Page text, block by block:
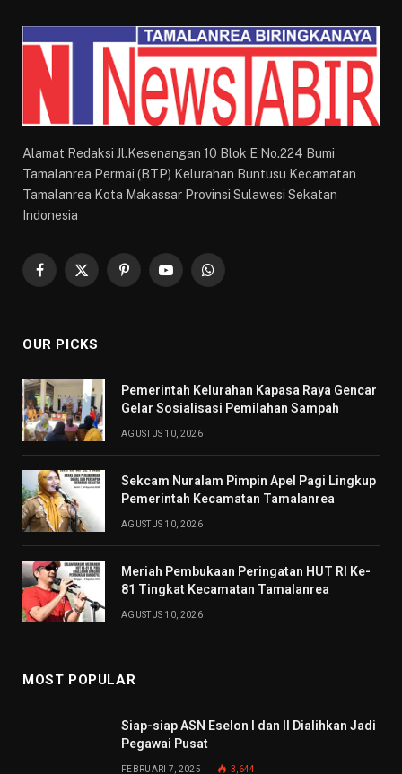
Alamat Redaksi Jl.Kesenangan 10 Blok E No.224 Bumi
Tamalanrea Permai (BTP) Kelurahan Buntusu Kecamatan
Tamalanrea Kota Makassar Provinsi Sulawesi Sekatan
Indonesia
Facebook
X
PinterestYouTubeWhatsApp
OUR PICKS
Pemerintah Kelurahan Kapasa Raya Gencar
Gelar Sosialisasi Pemilahan Sampah
AGUSTUS 10, 2026
Sekcam Nuralam Pimpin Apel Pagi Lingkup
Pemerintah Kecamatan Tamalanrea
AGUSTUS 10, 2026
Meriah Pembukaan Peringatan HUT RI Ke-
81 Tingkat Kecamatan Tamalanrea
AGUSTUS 10, 2026
MOST POPULAR
Siap-siap ASN Eselon I dan II Dialihkan Jadi
Pegawai Pusat
FEBRUARI 7, 2025 3,644